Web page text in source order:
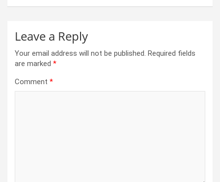
Leave a Reply
Your email address will not be published. Required fields
are marked *
Comment *